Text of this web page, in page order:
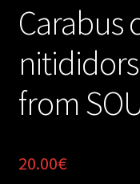
Carabus
from
20.00€